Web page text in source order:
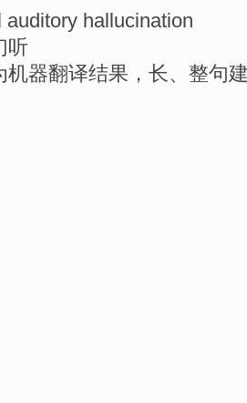
auditory hallucination
听
机器翻译结果，长、整句